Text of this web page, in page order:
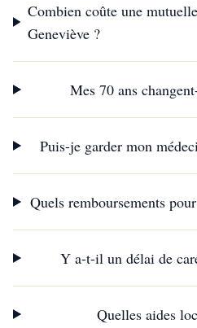
Combien coûte une
Geneviève ?
Mes 70 ans
Puis-je garder mon
Quels remboursements
Y a-t-il un délai de
Quelles aides